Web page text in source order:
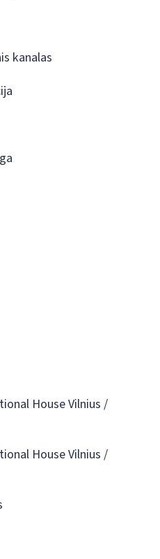
kanalas
House Vilnius /
House Vilnius /